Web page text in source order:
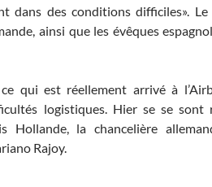
dans des conditions difficiles».
ainsi que les évêques
qui est réellement arrivé à
logistiques. Hier se se
Hollande, la chancelière
Rajoy.